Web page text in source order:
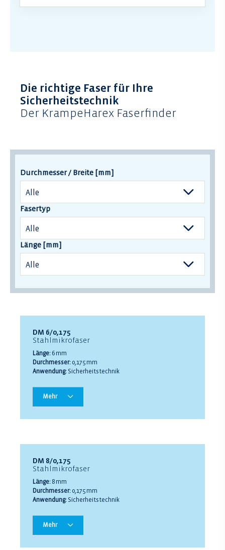
Die richtige Faser für Ihre
Sicherheitstechnik
Der KrampeHarex Faserfinder
Durchmesser / Breite [mm]
Fasertyp
Länge [mm]
DM 6/0,175
Stahlmikrofaser
Länge: 6 mm
Durchmesser: 0,175 mm
Anwendung: Sicherheitstechnik
Mehr
DM 8/0,175
Stahlmikrofaser
Länge: 8 mm
Durchmesser: 0,175 mm
Anwendung: Sicherheitstechnik
Mehr